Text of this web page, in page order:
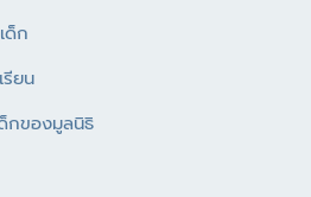
ด็ก
ยน
กของมูลนิธิ